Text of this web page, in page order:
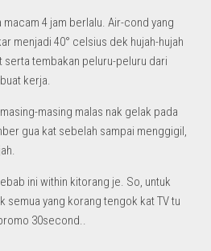
4 jam berlalu. Air-cond yang
menjadi 40° celsius dek hujah-hujah
serta tembakan peluru-peluru dari
kerja.
masing malas nak gelak pada
gua kat sebelah sampai menggigil,
ini within kitorang je. So, untuk
semua yang korang tengok kat TV tu
30second..